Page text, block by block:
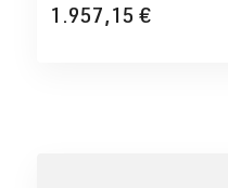
1.957,15 €